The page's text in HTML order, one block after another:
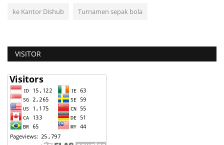
ke Kantor Dishub Turnamen sepak bola
VISITOR